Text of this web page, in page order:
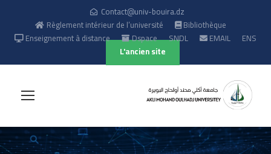
Contact@univ-bouira.dz
Règlement intérieur de l’université
Bibliothèque
Enseignement à distance
Dspace SNDL EMAIL
ENS
L'ancien site